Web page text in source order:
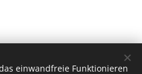
einwandfreie Funktionieren